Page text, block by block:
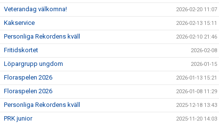
Veterandag välkomna! 2026-02-20 11:07
Kakservice 2026-02-13 15:11
Personliga Rekordens kväll 2026-02-10 21:46
Fritidskortet 2026-02-08
Löpargrupp ungdom 2026-01-15
Floraspelen 2026 2026-01-13 15:21
Floraspelen 2026 2026-01-08 11:29
Personliga Rekordens kväll 2025-12-18 13:43
PRK junior 2025-11-20 14:03